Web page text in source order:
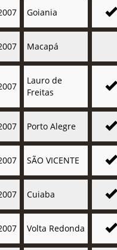
Goiania
Macapá
Lauro de
Freitas
Porto Alegre
SÃO VICENTE
Cuiaba
Volta Redonda